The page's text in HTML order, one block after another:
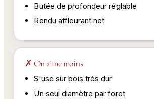
Butée de profondeur réglable
Rendu affleurant net
✗ On aime moins
S'use sur bois très dur
Un seul diamètre par foret